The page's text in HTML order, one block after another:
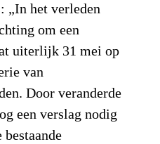
„In het verleden
om een
uiterlijk 31 mei op
van
Door veranderde
een verslag nodig